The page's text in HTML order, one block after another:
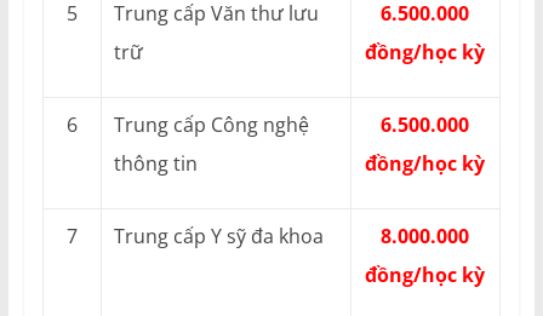
5
Trung cấp Văn thư lưu
trữ
6.500.000
đồng/học kỳ
6
Trung cấp Công nghệ
thông tin
6.500.000
đồng/học kỳ
7 Trung cấp Y sỹ đa khoa
8.000.000
đồng/học kỳ